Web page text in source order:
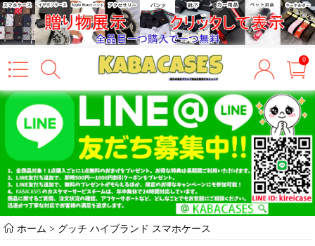
0
ホーム > グッチ ハイブランド スマホケース